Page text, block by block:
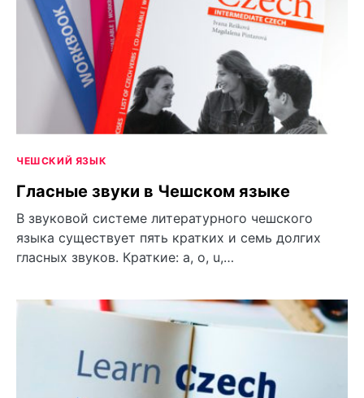
ЧЕШСКИЙ ЯЗЫК
Гласные звуки в Чешском языке
В звуковой системе литературного чешского
языка существует пять кратких и семь долгих
гласных звуков. Краткие: a, o, u,…